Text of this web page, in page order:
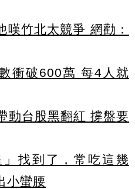
嘆竹北太競爭 網勸：
衝破600萬 每4人就
動台股黑翻紅 撐盤要
找到了，常吃這幾
小蠻腰